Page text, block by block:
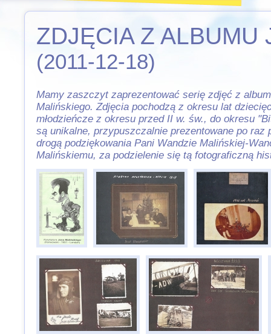
ZDJĘCIA Z ALBUMU
(2011-12-18)
Mamy zaszczyt zaprezentować serię zdjęć z
Malińskiego. Zdjęcia pochodzą z okresu lat
młodzieńcze z okresu przed II w. św., do okresu
są unikalne, przypuszczalnie prezentowane po raz
drogą podziękowania Pani Wandzie Malińskiej-
Malińskiemu, za podzielenie się tą fotograficzną